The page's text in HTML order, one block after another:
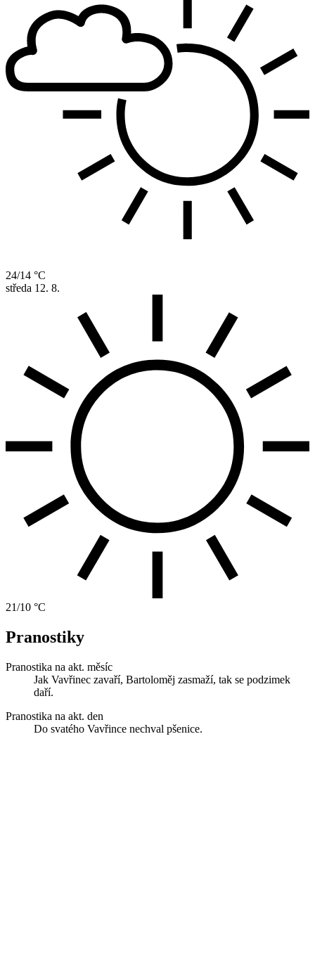
24/14 °C
středa 12. 8.
21/10 °C
Pranostiky
Pranostika na akt. měsíc
Jak Vavřinec zavaří, Bartoloměj zasmaží, tak se podzimek
daří.
Pranostika na akt. den
Do svatého Vavřince nechval pšenice.